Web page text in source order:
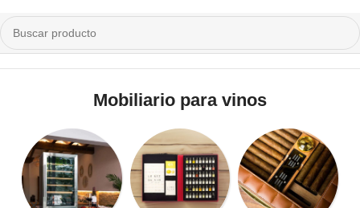
Inicio/Mobiliario para vinos
Mobiliario para vinos